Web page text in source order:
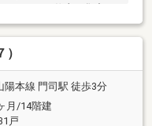
クなどで仕事に集中し
浴室乾燥機付きで、雨
利です。経験豊富な当
をいたします。お気軽
陽本線 門司駅 徒歩3分
月/14階建
戸